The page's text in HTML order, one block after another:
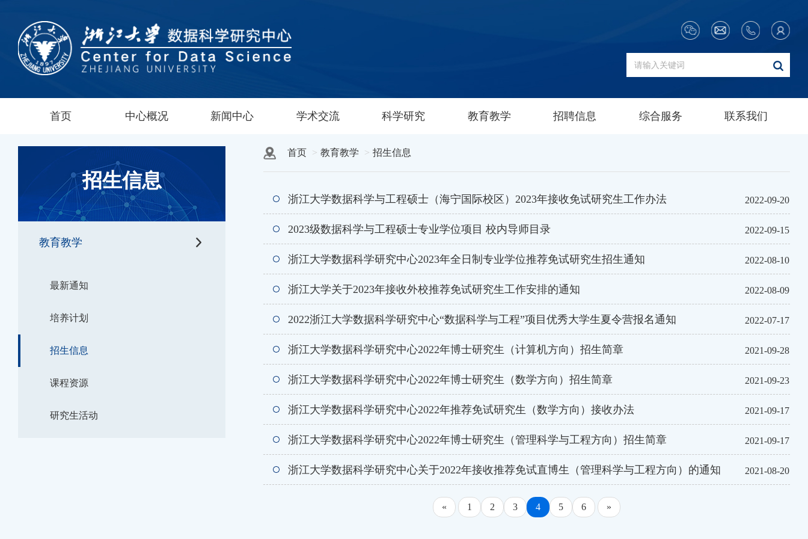
首页 中心概况 新闻中心 学术交流 科学研究 教育教学 招聘信息 综合服务 联系我们
招生信息
教育教学
最新通知
培养计划
招生信息
课程资源
研究生活动
首页 教育教学 招生信息
2022-09-20
浙江大学数据科学与工程硕士（海宁国际校区）2023年接收免试研究生工作办法
2022-09-15
2023级数据科学与工程硕士专业学位项目 校内导师目录
2022-08-10
浙江大学数据科学研究中心2023年全日制专业学位推荐免试研究生招生通知
2022-08-09
浙江大学关于2023年接收外校推荐免试研究生工作安排的通知
2022-07-17
2022浙江大学数据科学研究中心“数据科学与工程”项目优秀大学生夏令营报名通知
2021-09-28
浙江大学数据科学研究中心2022年博士研究生（计算机方向）招生简章
2021-09-23
浙江大学数据科学研究中心2022年博士研究生（数学方向）招生简章
2021-09-17
浙江大学数据科学研究中心2022年推荐免试研究生（数学方向）接收办法
2021-09-17
浙江大学数据科学研究中心2022年博士研究生（管理科学与工程方向）招生简章
2021-08-20
浙江大学数据科学研究中心关于2022年接收推荐免试直博生（管理科学与工程方向）的通知
« 1 2 3 4 5 6 »